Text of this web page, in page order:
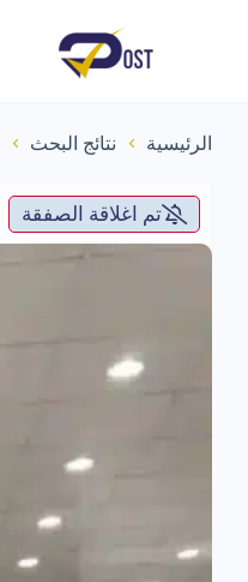
الرئيسية نتائج البحث
تم اغلاقة الصفقة